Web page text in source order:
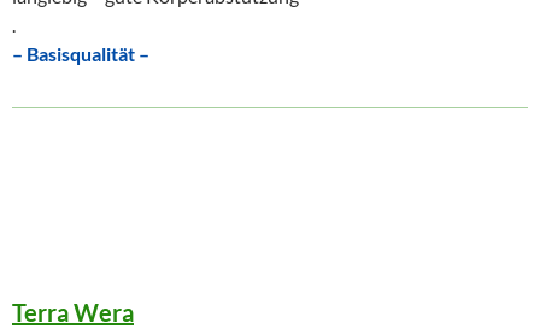
.
– Basisqualität –
Terra Wera